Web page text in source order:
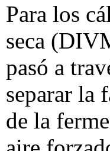
Para los
seca
pasó a
separar la
de la